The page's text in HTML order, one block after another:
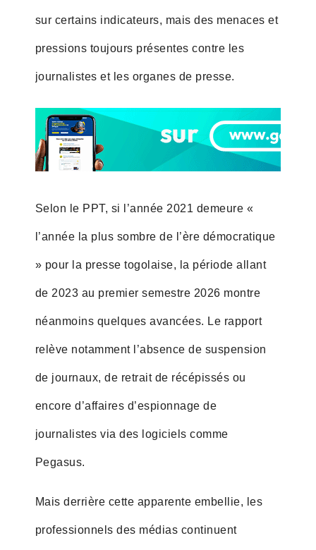
sur certains indicateurs, mais des menaces et
pressions toujours présentes contre les
journalistes et les organes de presse.
Selon le PPT, si l’année 2021 demeure «
l’année la plus sombre de l’ère démocratique
» pour la presse togolaise, la période allant
de 2023 au premier semestre 2026 montre
néanmoins quelques avancées. Le rapport
relève notamment l’absence de suspension
de journaux, de retrait de récépissés ou
encore d’affaires d’espionnage de
journalistes via des logiciels comme
Pegasus.
Mais derrière cette apparente embellie, les
professionnels des médias continuent